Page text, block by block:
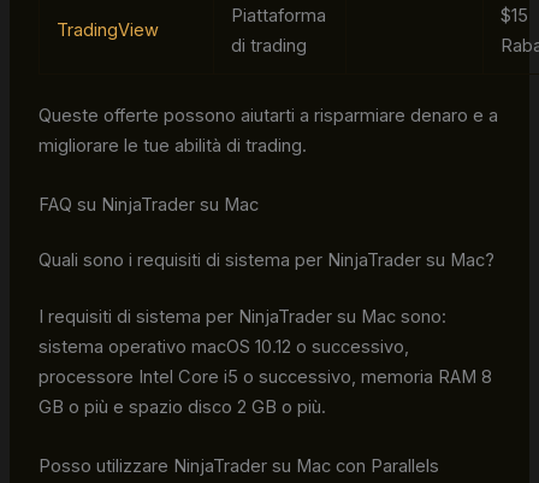
TradingView
Piattaforma
di trading
$15
Queste offerte possono aiutarti a risparmiare denaro e a
migliorare le tue abilità di trading.
FAQ su NinjaTrader su Mac
Quali sono i requisiti di sistema per NinjaTrader su Mac?
I requisiti di sistema per NinjaTrader su Mac sono:
sistema operativo macOS 10.12 o successivo,
processore Intel Core i5 o successivo, memoria RAM 8
GB o più e spazio disco 2 GB o più.
Posso utilizzare NinjaTrader su Mac con Parallels